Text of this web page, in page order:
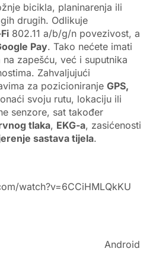
bicikla, planinarenja ili
drugih. Odlikuje
802.11 a/b/g/n povezivost, a
Pay. Tako nećete imati
zapešću, već i suputnika
Zahvaljujući
za pozicioniranje GPS,
svoju rutu, lokaciju ili
senzore, sat također
tlaka, EKG-a, zasićenosti
sastava tijela.
watch?v=6CCiHMLQkKU
Android